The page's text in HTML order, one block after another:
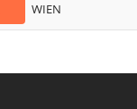
WIEN